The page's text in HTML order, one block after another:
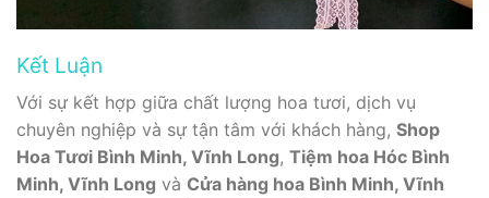
Kết Luận
Với sự kết hợp giữa chất lượng hoa tươi, dịch vụ
chuyên nghiệp và sự tận tâm với khách hàng, Shop
Hoa Tươi Bình Minh, Vĩnh Long, Tiệm hoa Hóc Bình
Minh, Vĩnh Long và Cửa hàng hoa Bình Minh, Vĩnh